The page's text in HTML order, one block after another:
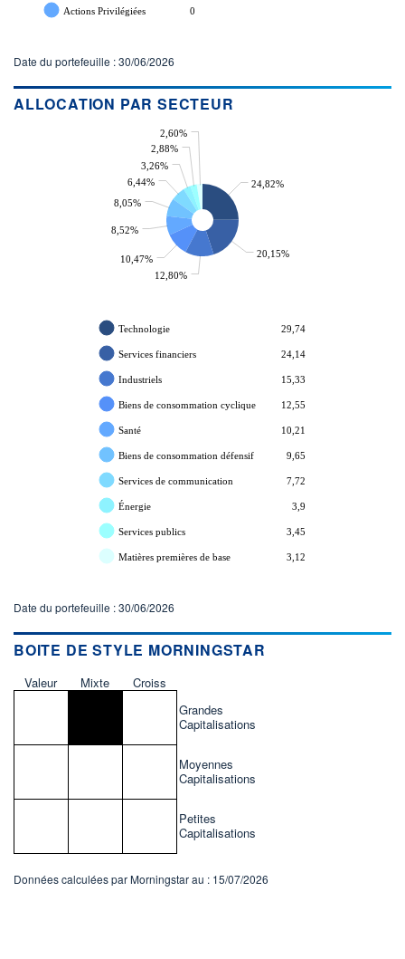
Actions Privilégiées 0
Date du portefeuille : 30/06/2026
ALLOCATION PAR SECTEUR
24,82%
20,15%
12,80%
10,47%
8,52%
8,05%
6,44%
3,26%
2,88%
2,60%
Technologie 29,74
Services financiers 24,14
Industriels 15,33
Biens de consommation cyclique 12,55
Santé 10,21
Biens de consommation défensif 9,65
Services de communication 7,72
Énergie 3,9
Services publics 3,45
Matières premières de base 3,12
Date du portefeuille : 30/06/2026
BOITE DE STYLE MORNINGSTAR
Valeur Mixte
Croiss
Grandes
Capitalisations
Moyennes
Capitalisations
Petites
Capitalisations
Données calculées par Morningstar au : 15/07/2026